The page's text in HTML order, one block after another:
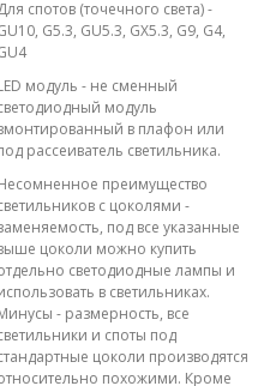
спотов (точечного света) -
G5.3, GU5.3, GX5.3, G9, G4,
модуль - не сменный
модуль
в плафон или
рассеиватель светильника.
преимущество
с цоколями -
под все указанные
цоколи можно купить
светодиодные лампы и
в светильниках.
- размерность, все
и споты под
цоколи производятся
похожими. Кроме